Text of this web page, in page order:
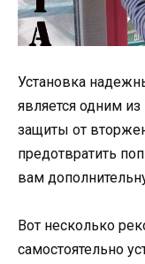
Установка
является одним
защиты от
предотвратить
вам
Вот несколько
самостоятельно